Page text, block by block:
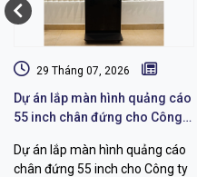
29 Tháng 07, 2026
Dự án lắp màn hình quảng cáo
55 inch chân đứng cho Công
Dự án lắp màn hình quảng cáo
chân đứng 55 inch cho Công ty